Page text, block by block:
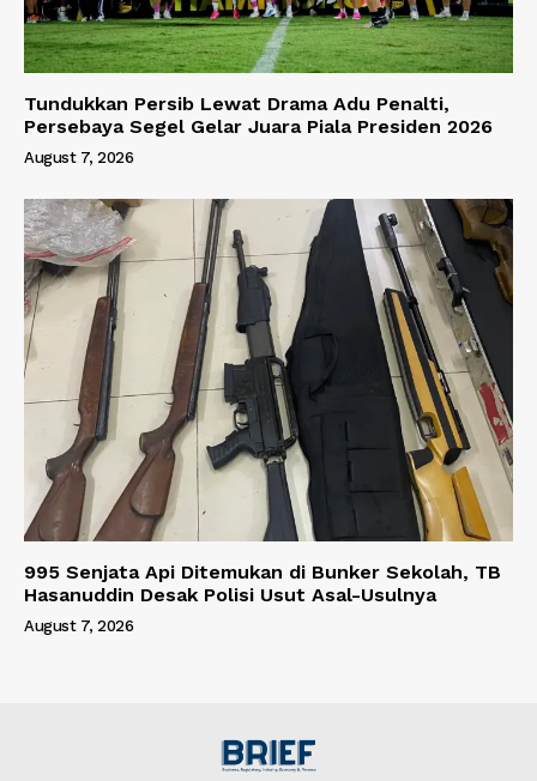
Tundukkan Persib Lewat Drama Adu Penalti,
Persebaya Segel Gelar Juara Piala Presiden 2026
August 7, 2026
995 Senjata Api Ditemukan di Bunker Sekolah, TB
Hasanuddin Desak Polisi Usut Asal-Usulnya
August 7, 2026